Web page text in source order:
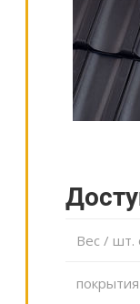
Вес / шт.